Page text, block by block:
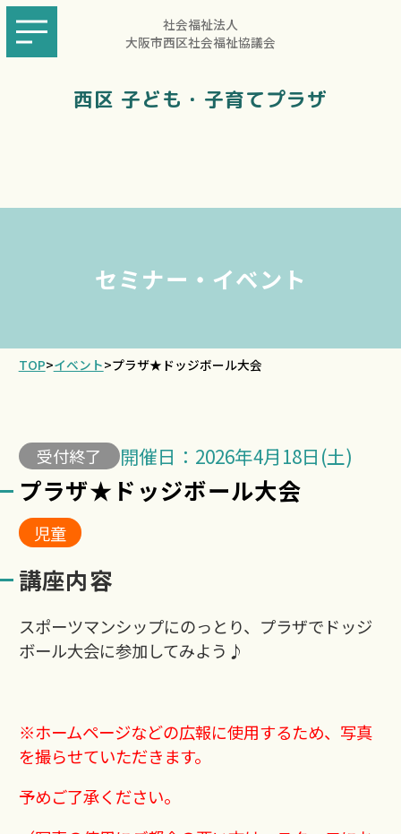
社会福祉法人
大阪市西区社会福祉協議会
西区 子ども・子育てプラザ
セミナー・イベント
TOP>イベント>プラザ★ドッジボール大会
受付終了 開催日：2026年4月18日(土)
プラザ★ドッジボール大会
児童
講座内容
スポーツマンシップにのっとり、プラザでドッジ
ボール大会に参加してみよう♪
※ホームページなどの広報に使用するため、写真
を撮らせていただきます。
予めご了承ください。